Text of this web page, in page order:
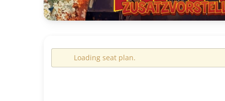
Loading seat plan.